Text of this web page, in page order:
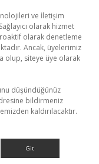
ve İletişim
olarak hizmet
olarak denetleme
Ancak, üyelerimiz
olup, siteye üye olarak
düşündüğünüz
bildirmeniz
kaldırılacaktır.